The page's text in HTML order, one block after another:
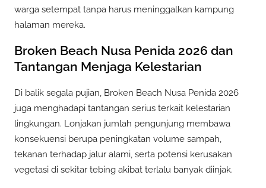
warga setempat tanpa harus meninggalkan kampung
halaman mereka.
Broken Beach Nusa Penida 2026 dan
Tantangan Menjaga Kelestarian
Di balik segala pujian, Broken Beach Nusa Penida 2026
juga menghadapi tantangan serius terkait kelestarian
lingkungan. Lonjakan jumlah pengunjung membawa
konsekuensi berupa peningkatan volume sampah,
tekanan terhadap jalur alami, serta potensi kerusakan
vegetasi di sekitar tebing akibat terlalu banyak diinjak.